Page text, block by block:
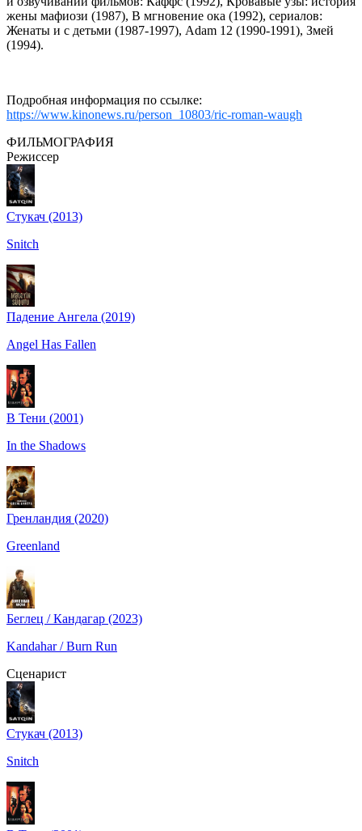
жены мафиози (1987), В мгновение ока (1992), сериалов:
Женаты и с детьми (1987-1997), Adam 12 (1990-1991), Змей
(1994).
Подробная информация по ссылке:
https://www.kinonews.ru/person_10803/ric-roman-waugh
ФИЛЬМОГРАФИЯ
Режиссер
Стукач (2013)
Snitch
Падение Ангела (2019)
Angel Has Fallen
В Тени (2001)
In the Shadows
Гренландия (2020)
Greenland
Беглец / Кандагар (2023)
Kandahar / Burn Run
Сценарист
Стукач (2013)
Snitch